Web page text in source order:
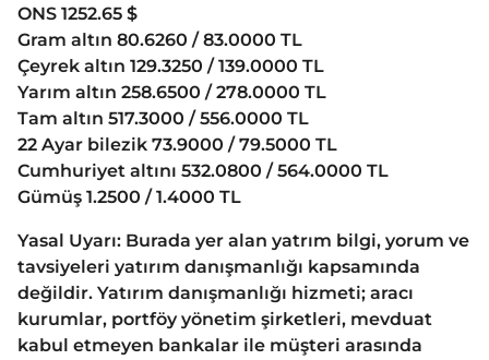
ONS 1252.65 $
Gram altın 80.6260 / 83.0000 TL
Çeyrek altın 129.3250 / 139.0000 TL
Yarım altın 258.6500 / 278.0000 TL
Tam altın 517.3000 / 556.0000 TL
22 Ayar bilezik 73.9000 / 79.5000 TL
Cumhuriyet altını 532.0800 / 564.0000 TL
Gümüş 1.2500 / 1.4000 TL
Yasal Uyarı: Burada yer alan yatrım bilgi, yorum ve
tavsiyeleri yatırım danışmanlığı kapsamında
değildir. Yatırım danışmanlığı hizmeti; aracı
kurumlar, portföy yönetim şirketleri, mevduat
kabul etmeyen bankalar ile müşteri arasında